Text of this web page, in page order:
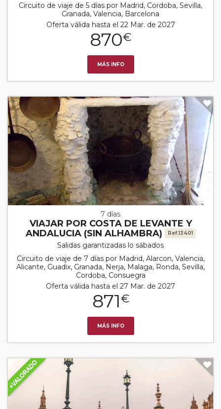
Circuito de viaje de 5 días por Madrid, Cordoba, Sevilla,
Granada, Valencia, Barcelona
Oferta válida hasta el 22 Mar. de 2027
870€
MÁS INFO
7 días
VIAJAR POR COSTA DE LEVANTE Y
ANDALUCIA (SIN ALHAMBRA)
Ref.13401
Salidas garantizadas lo sábados
Circuito de viaje de 7 días por Madrid, Alarcon, Valencia,
Alicante, Guadix, Granada, Nerja, Malaga, Ronda, Sevilla,
Cordoba, Consuegra
Oferta válida hasta el 27 Mar. de 2027
871€
MÁS INFO